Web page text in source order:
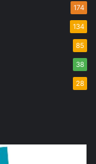
174
134
85
38
28